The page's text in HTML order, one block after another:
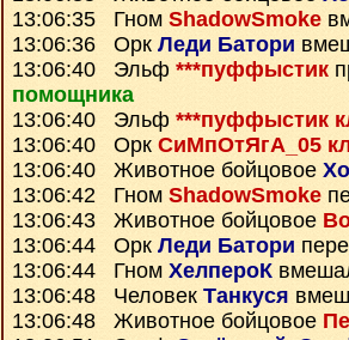
13:06:35 Гном ShadowSmoke
13:06:36 Орк Леди Батори
13:06:40 Эльф ***пуффыстик
помощника
13:06:40 Эльф ***пуффыстик
13:06:40 Орк СиМпОтЯгА_05
13:06:40 Животное бойцовое
13:06:42 Гном ShadowSmoke
13:06:43 Животное бойцовое
13:06:44 Орк Леди Батори
13:06:44 Гном ХелпероК
13:06:48 Человек Танкуся
13:06:48 Животное бойцовое